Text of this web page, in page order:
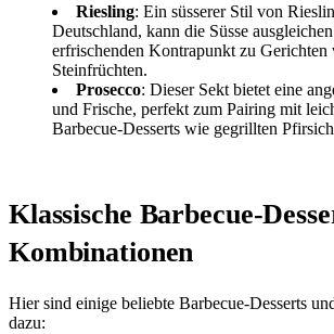
Riesling: Ein süsserer Stil von
Deutschland, kann die Süsse
erfrischenden Kontrapunkt zu Gerichten
Steinfrüchten.
Prosecco: Dieser Sekt bietet eine
und Frische, perfekt zum Pairing mit
Barbecue-Desserts wie gegrillten
Klassische Barbecue-
Kombinationen
Hier sind einige beliebte Barbecue-Desserts
dazu: